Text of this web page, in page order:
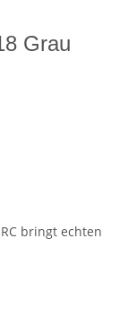
Grau
bringt echten